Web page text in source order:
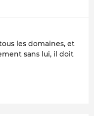
les domaines, et
sans lui, il doit